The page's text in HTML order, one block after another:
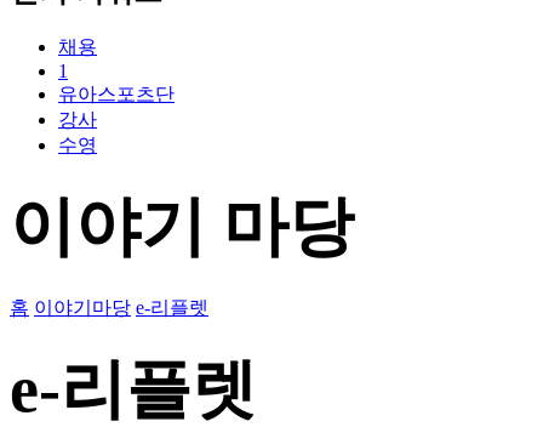
채용
1
유아스포츠단
강사
수영
이야기 마당
홈 이야기마당 e-리플렛
e-리플렛